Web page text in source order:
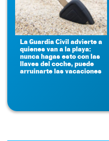
La Guardia Civil advierte a
quienes van a la playa:
nunca hagas esto con las
llaves del coche, puede
arruinarte las vacaciones